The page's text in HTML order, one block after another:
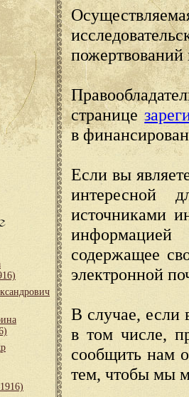
пожертвований
странице
в
Если вы
интересной
источниками
содержащее
электронной
В случае, если
в том числе,
сообщить нам
тем, чтобы мы